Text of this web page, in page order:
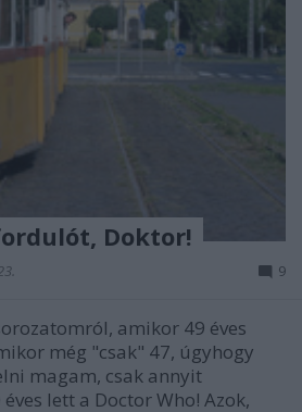
Doktor!
9
amikor 49 éves
még "csak" 47, úgyhogy
magam, csak annyit
lett a Doctor Who! Azok,